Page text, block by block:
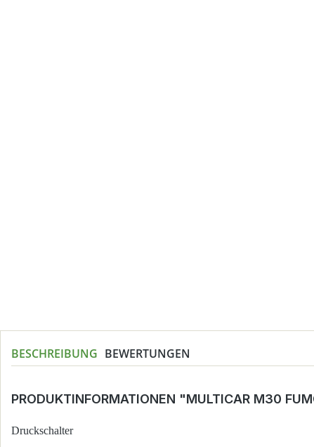
BESCHREIBUNG BEWERTUNGEN
PRODUKTINFORMATIONEN "MULTICAR M30
Druckschalter